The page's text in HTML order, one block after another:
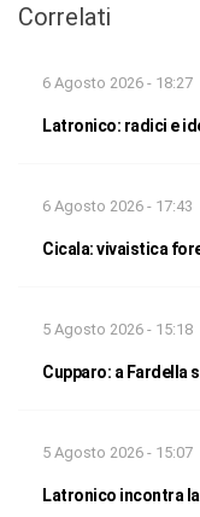
Correlati
6 Agosto 2026 - 18:27
Latronico: radici e
6 Agosto 2026 - 17:43
Cicala: vivaistica
5 Agosto 2026 - 15:18
Cupparo: a Fardella
5 Agosto 2026 - 15:07
Latronico incontra